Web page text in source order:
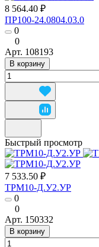
8 564.40 ₽
ПР100-24.0804.03.0
0
0
Арт. 108193
В корзину
Быстрый просмотр
7 533.50 ₽
ТРМ10-Д.У2.УР
0
0
Арт. 150332
В корзину